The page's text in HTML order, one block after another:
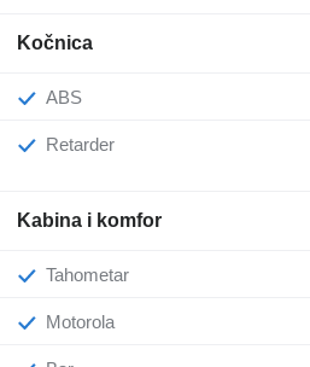
Kočnica
ABS
Retarder
Kabina i komfor
Tahometar
Motorola